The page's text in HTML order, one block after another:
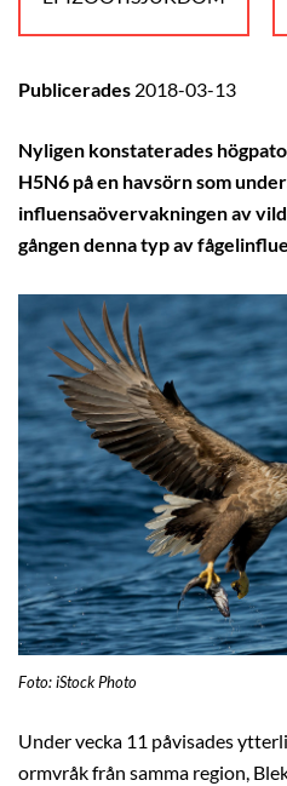
Publicerades 2018-03-13
Nyligen konstaterades
H5N6 på en havsörn som
influensaövervakningen av
gången denna typ av
Foto: iStock Photo
Under vecka 11 påvisades
ormvråk från samma region,